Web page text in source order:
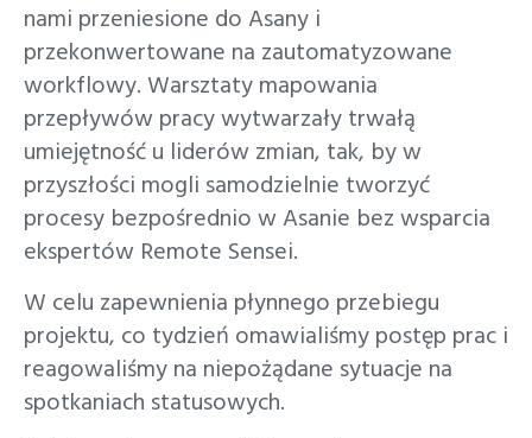
nami przeniesione do Asany i
przekonwertowane na zautomatyzowane
workflowy. Warsztaty mapowania
przepływów pracy wytwarzały trwałą
umiejętność u liderów zmian, tak, by w
przyszłości mogli samodzielnie tworzyć
procesy bezpośrednio w Asanie bez wsparcia
ekspertów Remote Sensei.
W celu zapewnienia płynnego przebiegu
projektu, co tydzień omawialiśmy postęp prac i
reagowaliśmy na niepożądane sytuacje na
spotkaniach statusowych.